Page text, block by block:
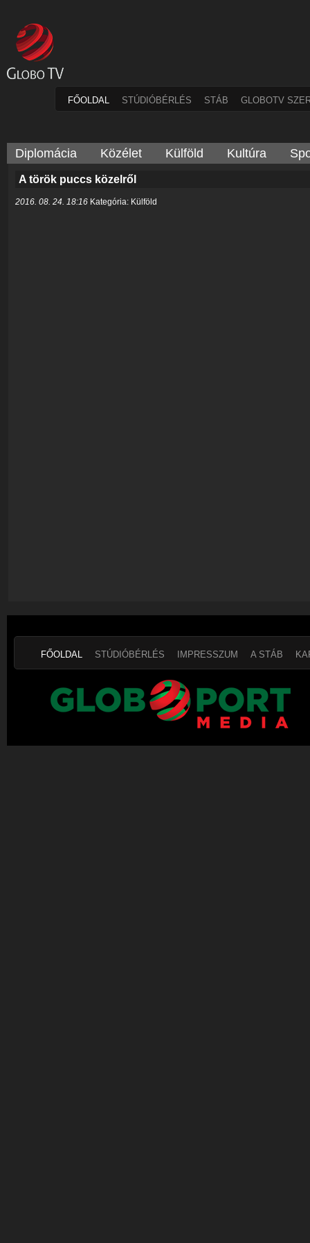
FŐOLDAL STÚDIÓBÉRLÉS STÁB GLOBOTV
Diplomácia Közélet Külföld Kultúra
A török puccs közelről
2016. 08. 24. 18:16 Kategória: Külföld
FŐOLDAL STÚDIÓBÉRLÉS IMPRESSZUM A STÁB